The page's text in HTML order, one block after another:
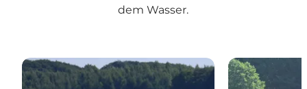
dem Wasser.
Bootsverleih Kanu- und